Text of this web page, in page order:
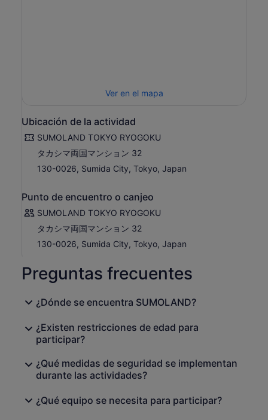
Ver en el mapa
Ubicación de la actividad
SUMOLAND TOKYO RYOGOKU
タカシマ両国マンション 32
130-0026, Sumida City, Tokyo, Japan
Punto de encuentro o canjeo
SUMOLAND TOKYO RYOGOKU
タカシマ両国マンション 32
130-0026, Sumida City, Tokyo, Japan
Preguntas frecuentes
¿Dónde se encuentra SUMOLAND?
¿Existen restricciones de edad para
participar?
¿Qué medidas de seguridad se implementan
durante las actividades?
¿Qué equipo se necesita para participar?